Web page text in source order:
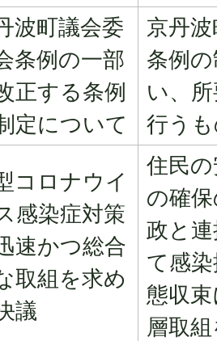
波町議会委
条例の一部
正する条例
定について
京丹
条例
い、
行う
コロナウイ
感染症対策
速かつ総合
取組を求め
議
住民
の確
政と
て感
態収
層取